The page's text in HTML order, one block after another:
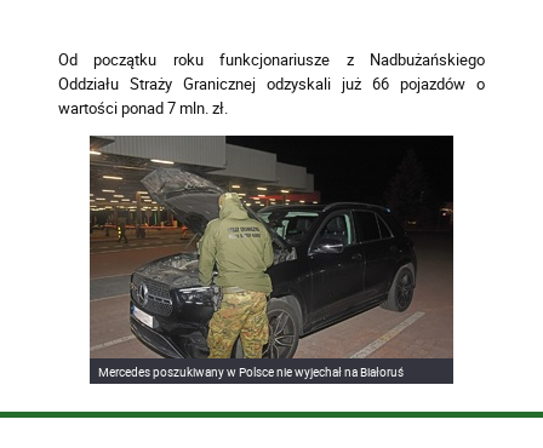
Od początku roku funkcjonariusze z Nadbużańskiego
Oddziału Straży Granicznej odzyskali już 66 pojazdów o
wartości ponad 7 mln. zł.
Mercedes poszukiwany w Polsce nie wyjechał na Białoruś